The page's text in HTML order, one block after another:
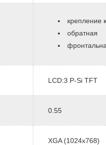
крепление
обратная
LCD:3 P-Si TFT
0.55
XGA (1024x768)